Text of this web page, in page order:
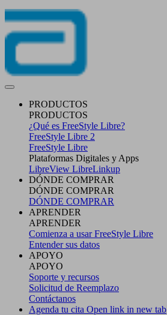
PRODUCTOS
PRODUCTOS
¿Qué es FreeStyle Libre?
FreeStyle Libre 2
FreeStyle Libre
Plataformas Digitales y Apps
LibreView LibreLinkup
DÓNDE COMPRAR
DÓNDE COMPRAR
DÓNDE COMPRAR
APRENDER
APRENDER
Comienza a usar FreeStyle Libre
Entender sus datos
APOYO
APOYO
Soporte y recursos
Solicitud de Reemplazo
Contáctanos
Agenda tu cita Open link in new tab